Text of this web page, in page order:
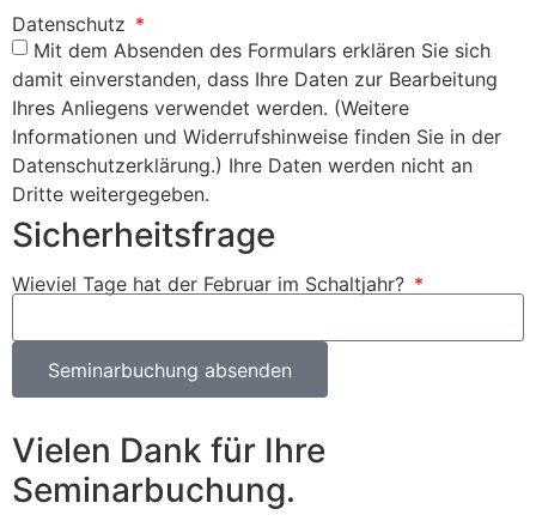
Datenschutz
Mit dem Absenden des Formulars erklären Sie sich
damit einverstanden, dass Ihre Daten zur Bearbeitung
Ihres Anliegens verwendet werden. (Weitere
Informationen und Widerrufshinweise finden Sie in der
Datenschutzerklärung.) Ihre Daten werden nicht an
Dritte weitergegeben.
Sicherheitsfrage
Wieviel Tage hat der Februar im Schaltjahr?
Seminarbuchung absenden
Vielen Dank für Ihre
Seminarbuchung.